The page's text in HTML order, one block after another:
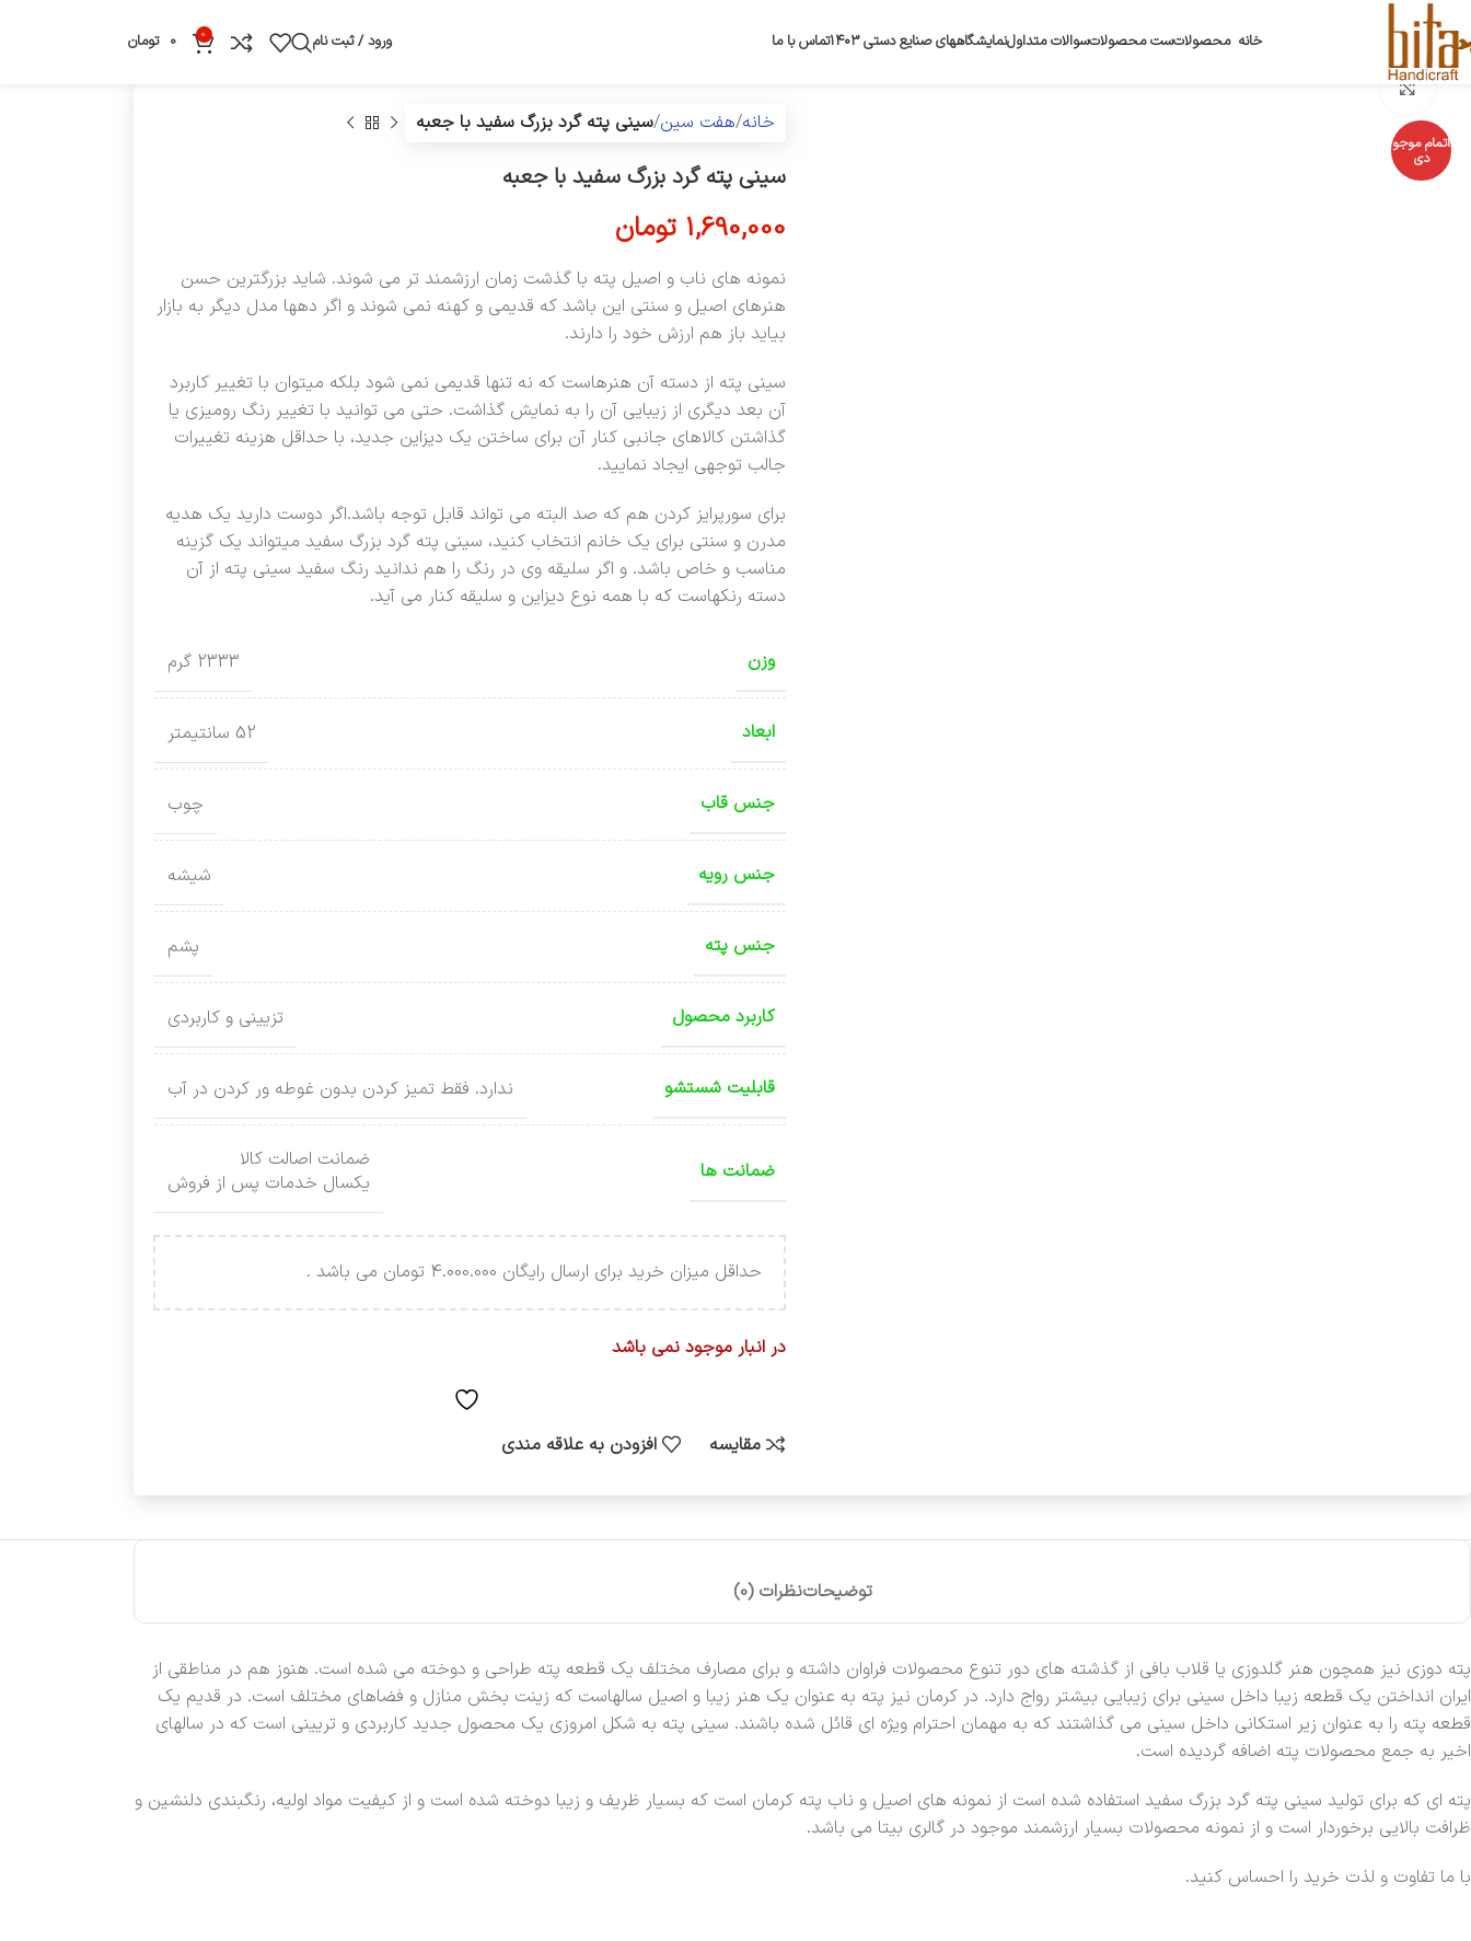
خانه محصولاتست محصولاتسوالات متداولنمایشگاههای صنایع دستی ۱۴۰۳ تماس با ما ورود / ثبت نام 0
0 تومان
اتمام موجو
دی
خانه هفت سین سینی پته گرد بزرگ سفید با جعبه
سینی پته گرد بزرگ سفید با جعبه
1,690,000 تومان
نمونه های ناب و اصیل پته با گذشت زمان ارزشمند تر می شوند. شاید بزرگترین حسن
هنرهای اصیل و سنتی این باشد که قدیمی و کهنه نمی شوند و اگر دهها مدل دیگر به بازار
بیاید باز هم ارزش خود را دارند.
سینی پته از دسته آن هنرهاست که نه تنها قدیمی نمی شود بلکه میتوان با تغییر کاربرد
آن بعد دیگری از زیبایی آن را به نمایش گذاشت. حتی می توانید با تغییر رنگ رومیزی یا
گذاشتن کالاهای جانبی کنار آن برای ساختن یک دیزاین جدید، با حداقل هزینه تغییرات
جالب توجهی ایجاد نمایید.
برای سورپرایز کردن هم که صد البته می تواند قابل توجه باشد.اگر دوست دارید یک هدیه
مدرن و سنتی برای یک خانم انتخاب کنید، سینی پته گرد بزرگ سفید میتواند یک گزینه
مناسب و خاص باشد. و اگر سلیقه وی در رنگ را هم ندانید رنگ سفید سینی پته از آن
دسته رنکهاست که با همه نوع دیزاین و سلیقه کنار می آید.
وزن 2333 گرم
ابعاد 52 سانتیمتر
جنس قاب چوب
جنس رویه شیشه
جنس پته پشم
کاربرد محصول تزیینی و کاربردی
قابلیت شستشو ندارد. فقط تمیز کردن بدون غوطه ور کردن در آب
ضمانت ها
ضمانت اصالت کالا
یکسال خدمات پس از فروش
حداقل میزان خرید برای ارسال رایگان 4.000.000 تومان می باشد .
در انبار موجود نمی باشد
مقایسه افزودن به علاقه مندی
توضیحاتنظرات (0)
پته دوزی نیز همچون هنر گلدوزی یا قلاب بافی از گذشته های دور تنوع محصولات فراوان داشته و برای مصارف مختلف یک قطعه پته طراحی و دوخته می شده است. هنوز هم در مناطقی از
ایران انداختن یک قطعه زیبا داخل سینی برای زیبایی بیشتر رواج دارد. در کرمان نیز پته به عنوان یک هنر زیبا و اصیل سالهاست که زینت بخش منازل و فضاهای مختلف است. در قدیم یک
قطعه پته را به عنوان زیر استکانی داخل سینی می گذاشتند که به مهمان احترام ویژه ای قائل شده باشند. سینی پته به شکل امروزی یک محصول جدید کاربردی و تریینی است که در سالهای
اخیر به جمع محصولات پته اضافه گردیده است.
پته ای که برای تولید سینی پته گرد بزرگ سفید استفاده شده است از نمونه های اصیل و ناب پته کرمان است که بسیار ظریف و زیبا دوخته شده است و از کیفیت مواد اولیه، رنگبندی دلنشین و
ظرافت بالایی برخوردار است و از نمونه محصولات بسیار ارزشمند موجود در گالری بیتا می باشد.
با ما تفاوت و لذت خرید را احساس کنید.